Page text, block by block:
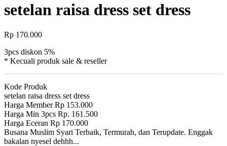
setelan raisa dress set dress
Rp 170.000
3pcs diskon 5%
* Kecuali produk sale & reseller
Kode Produk
setelan raisa dress set dress
Harga Member Rp 153.000
Harga Min 3pcs Rp. 161.500
Harga Eceran Rp 170.000
Busana Muslim Syari Terbaik, Termurah, dan Terupdate. Enggak
bakalan nyesel dehhh...